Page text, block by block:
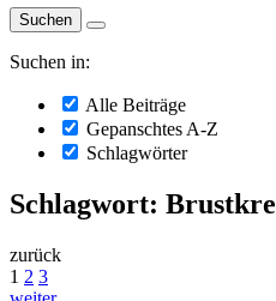
Suchen in:
Alle Beiträge
Gepanschtes A-Z
Schlagwörter
Schlagwort:
zurück
1 2 3